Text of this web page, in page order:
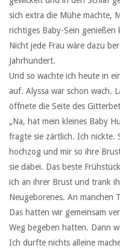
sich extra die Mühe machte,
richtiges Baby-Sein
Nicht jede Frau wäre dazu
Jahrhundert.
Und so wachte ich heute in
auf. Alyssa war schon wach.
öffnete die Seite des
„Na, hat mein kleines Baby
fragte sie zärtlich. Ich nickte.
hochzog und mir so ihre
sie dabei. Das beste
ich an ihrer Brust und trank
Neugeborenes. An manchen
Das hatten wir gemeinsam
Weg begeben hatten. Dann
Ich durfte nichts alleine